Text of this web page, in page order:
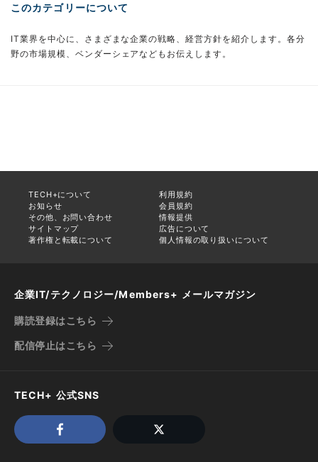
このカテゴリーについて
IT業界を中心に、さまざまな企業の戦略、経営方針を紹介します。各分
野の市場規模、ベンダーシェアなどもお伝えします。
TECH+について
利用規約
お知らせ
会員規約
その他、お問い合わせ
情報提供
サイトマップ
広告について
著作権と転載について
個人情報の取り扱いについて
企業IT/テクノロジー/Members+ メールマガジン
購読登録はこちら
配信停止はこちら
TECH+ 公式SNS